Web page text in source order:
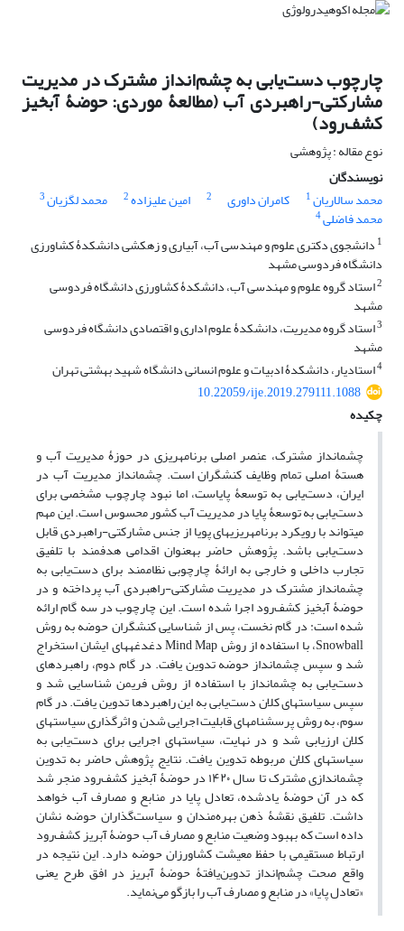
چارچوب دست‌یابی به چشم‌انداز مشترک در مدیریت
مشارکتی-راهبردی آب (مطالعۀ موردی: حوضۀ آبخیز
کشف‌رود)
نوع مقاله : پژوهشی
نویسندگان
محمد سالاریان1 کامران داوری 2 امین علیزاده2 محمد لگزیان3
محمد فاضلی4
1 دانشجوی دکتری علوم و مهندسی آب، آبیاری و زهکشی دانشکدۀ کشاورزی
دانشگاه فردوسی مشهد
2استاد گروه علوم و مهندسی آب، دانشکدۀ کشاورزی دانشگاه فردوسی
مشهد
3استاد گروه مدیریت، دانشکدۀ علوم اداری و اقتصادی دانشگاه فردوسی
مشهد
4استادیار، دانشکدۀ ادبیات و علوم انسانی دانشگاه شهید بهشتی تهران
10.22059/ije.2019.279111.1088
چکیده
چشم‏انداز مشترک، عنصر اصلی برنامه‏ریزی در حوزۀ مدیریت آب و
هستۀ اصلی تمام وظایف کنشگران است. چشم‏انداز مدیریت آب در
ایران، دست‌یابی به توسعۀ پایاست، اما نبود چارچوب مشخصی برای
دست‌یابی به توسعۀ پایا در مدیریت آب کشور محسوس است. این مهم
می‏تواند با رویکرد برنامه‏ریزی‏های پویا از جنس مشارکتی-راهبردی قابل‏
دست‌یابی باشد. پژوهش حاضر به‏عنوان ‌اقدامی هدفمند با تلفیق
تجارب داخلی و خارجی به ارائۀ ‌چارچوبی نظام‏مند برای دست‌یابی به
چشم‏انداز مشترک در مدیریت مشارکتی-راهبردی آب پرداخته و در
حوضۀ آبخیز کشف‌رود اجرا شده است. این چارچوب در سه گام ارائه
شده است: در گام نخست، پس از شناسایی کنشگران حوضه به روش
Snowball، با استفاده از روش Mind Map دغدغه‏های ایشان استخراج
شد و سپس چشم‏انداز حوضه تدوین یافت. در گام دوم، راهبردهای
دست‌یابی به چشم‏انداز با استفاده از روش فریمن شناسایی شد و
سپس سیاست‏های کلان دست‌یابی به این راهبردها تدوین یافت. در گام
سوم، به روش پرسشنامه‏ای قابلیت اجرایی شدن و اثرگذاری سیاست‏های
کلان ارزیابی شد و در نهایت، سیاست‏های اجرایی برای دست‌یابی به
سیاست‏های کلان مربوطه تدوین یافت. نتایج پژوهش حاضر به تدوین
چشم‏اندازی مشترک تا سال ۱۴۲۰ در حوضۀ آبخیز کشف‌رود منجر شد
که در آن حوضۀ یادشده، تعادل پایا در منابع و مصارف آب خواهد
داشت. تلفیق نقشۀ ذهن بهره‌مندان و سیاست‌گذاران حوضه نشان
داده است که بهبود وضعیت منابع و مصارف آب حوضۀ آبریز کشف‌رود
ارتباط مستقیمی با حفظ معیشت کشاورزان حوضه دارد. این نتیجه در
واقع صحت چشم‌انداز تدوین‌یافتۀ حوضۀ آبریز در افق طرح یعنی
«تعادل پایا» در منابع و مصارف آب را بازگو می‌نماید.